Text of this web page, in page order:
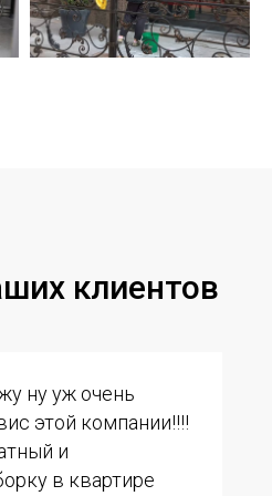
клиентов
ну уж очень
этой компании!!!!
и
в квартире